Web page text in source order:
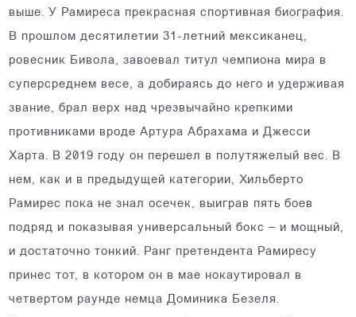
выше. У Рамиреса прекрасная спортивная биография.
В прошлом десятилетии 31-летний мексиканец,
ровесник Бивола, завоевал титул чемпиона мира в
суперсреднем весе, а добираясь до него и удерживая
звание, брал верх над чрезвычайно крепкими
противниками вроде Артура Абрахама и Джесси
Харта. В 2019 году он перешел в полутяжелый вес. В
нем, как и в предыдущей категории, Хильберто
Рамирес пока не знал осечек, выиграв пять боев
подряд и показывая универсальный бокс – и мощный,
и достаточно тонкий. Ранг претендента Рамиресу
принес тот, в котором он в мае нокаутировал в
четвертом раунде немца Доминика Безеля.